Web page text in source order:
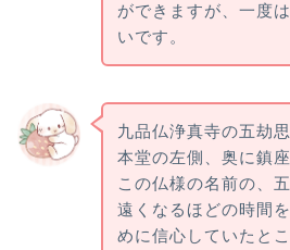
ができますが、一度
いです。
九品仏浄真寺の五劫
本堂の左側、奥に鎮
この仏様の名前の、
遠くなるほどの時間
めに信心していたと